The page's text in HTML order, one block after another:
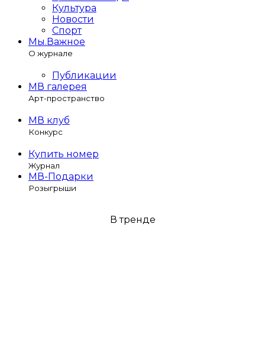
Культура
Новости
Спорт
Мы.Важное
О журнале
Публикации
МВ галерея
Арт-пространство
МВ клуб
Конкурс
Купить номер
Журнал
МВ-Подарки
Розыгрыши
В тренде